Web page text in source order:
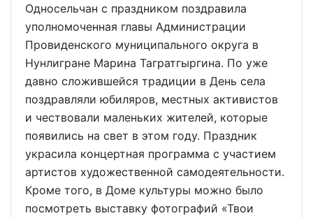
Односельчан с праздником поздравила
уполномоченная главы Администрации
Провиденского муниципального округа в
Нунлигране Марина Тагратгыргина. По уже
давно сложившейся традиции в День села
поздравляли юбиляров, местных активистов
и чествовали маленьких жителей, которые
появились на свет в этом году. Праздник
украсила концертная программа с участием
артистов художественной самодеятельности.
Кроме того, в Доме культуры можно было
посмотреть выставку фотографий «Твои